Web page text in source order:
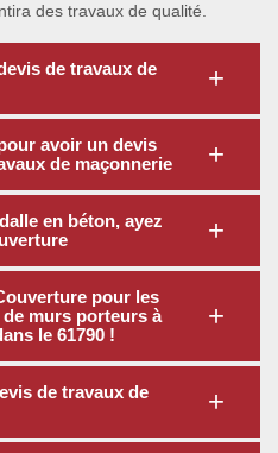
des travaux de qualité.
de travaux de
avoir un devis
de maçonnerie
en béton, ayez
pour les
murs porteurs à
le 61790 !
de travaux de